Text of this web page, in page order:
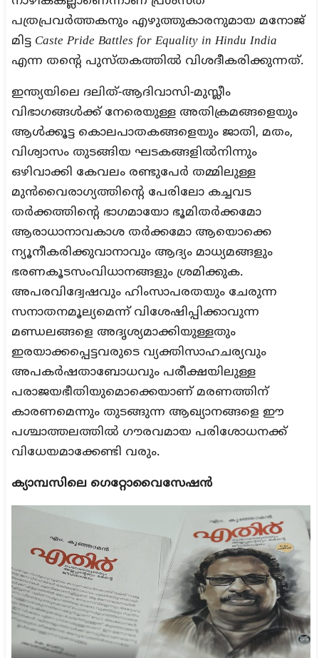
പത്രപ്രവർത്തകനും എഴുത്തുകാരനുമായ മനോജ്
മിട്ട Caste Pride Battles for Equality in Hindu India
എന്ന തന്റെ പുസ്തകത്തിൽ വിശദീകരിക്കുന്നത്.
ഇന്ത്യയിലെ ദലിത്-ആദിവാസി-മുസ്ലീം
വിഭാഗങ്ങൾക്ക് നേരെയുള്ള അതിക്രമങ്ങളെയും
ആൾക്കൂട്ട കൊലപാതകങ്ങളെയും ജാതി, മതം,
വിശ്വാസം തുടങ്ങിയ ഘടകങ്ങളിൽനിന്നും
ഒഴിവാക്കി കേവലം രണ്ടുപേർ തമ്മിലുള്ള
മുൻവൈരാഗ്യത്തിന്റെ പേരിലോ കച്ചവട
തർക്കത്തിന്റെ ഭാഗമായോ ഭൂമിതർക്കമോ
ആരാധാനാവകാശ തർക്കമോ ആയൊക്കെ
ന്യൂനീകരിക്കുവാനാവും ആദ്യം മാധ്യമങ്ങളും
ഭരണകൂടസംവിധാനങ്ങളും ശ്രമിക്കുക.
അപരവിദ്വേഷവും ഹിംസാപരതയും ചേരുന്ന
സനാതനമൂല്യമെന്ന് വിശേഷിപ്പിക്കാവുന്ന
മണ്ഡലങ്ങളെ അദൃശ്യമാക്കിയുള്ളതും
ഇരയാക്കപ്പെട്ടവരുടെ വ്യക്തിസാഹചര്യവും
അപകർഷതാബോധവും പരീക്ഷയിലുള്ള
പരാജയഭീതിയുമൊക്കെയാണ് മരണത്തിന്
കാരണമെന്നും തുടങ്ങുന്ന ആഖ്യാനങ്ങളെ ഈ
പശ്ചാത്തലത്തിൽ ഗൗരവമായ പരിശോധനക്ക്
വിധേയമാക്കേണ്ടി വരും.
ക്യാമ്പസിലെ ഗെറ്റോവൈസേഷൻ